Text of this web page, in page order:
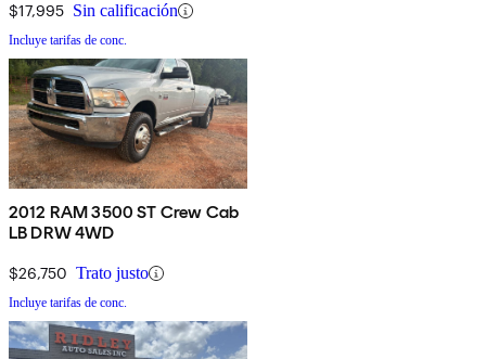
$17,995 Sin calificación
Incluye tarifas de conc.
2012 RAM 3500 ST Crew Cab
LB DRW 4WD
$26,750 Trato justo
Incluye tarifas de conc.